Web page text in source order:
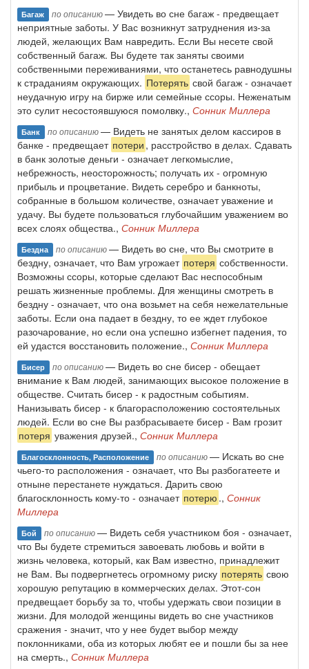
Багаж по описанию— Увидеть во сне багаж - предвещает
неприятные заботы. У Вас возникнут затруднения из-за
людей, желающих Вам навредить. Если Вы несете свой
собственный багаж. Вы будете так заняты своими
собственными переживаниями, что останетесь равнодушны
к страданиям окружающих. Потерять свой багаж - означает
неудачную игру на бирже или семейные ссоры. Неженатым
это сулит несостоявшуюся помолвку., Сонник Миллера
Банк по описанию— Видеть не занятых делом кассиров в
банке - предвещает потери , расстройство в делах. Сдавать
в банк золотые деньги - означает легкомыслие,
небрежность, неосторожность; получать их - огромную
прибыль и процветание. Видеть серебро и банкноты,
собранные в большом количестве, означает уважение и
удачу. Вы будете пользоваться глубочайшим уважением во
всех слоях общества., Сонник Миллера
Бездна по описанию— Видеть во сне, что Вы смотрите в
бездну, означает, что Вам угрожает потеря собственности.
Возможны ссоры, которые сделают Вас неспособным
решать жизненные проблемы. Для женщины смотреть в
бездну - означает, что она возьмет на себя нежелательные
заботы. Если она падает в бездну, то ее ждет глубокое
разочарование, но если она успешно избегнет падения, то
ей удастся восстановить положение., Сонник Миллера
Бисер по описанию— Видеть во сне бисер - обещает
внимание к Вам людей, занимающих высокое положение в
обществе. Считать бисер - к радостным событиям.
Нанизывать бисер - к благорасположению состоятельных
людей. Если во сне Вы разбрасываете бисер - Вам грозит
потеря уважения друзей., Сонник Миллера
Благосклонность, Расположение по описанию— Искать во сне
чьего-то расположения - означает, что Вы разбогатеете и
отныне перестанете нуждаться. Дарить свою
благосклонность кому-то - означает потерю ., Сонник
Миллера
Бой по описанию— Видеть себя участником боя - означает,
что Вы будете стремиться завоевать любовь и войти в
жизнь человека, который, как Вам известно, принадлежит
не Вам. Вы подвергнетесь огромному риску потерять свою
хорошую репутацию в коммерческих делах. Этот-сон
предвещает борьбу за то, чтобы удержать свои позиции в
жизни. Для молодой женщины видеть во сне участников
сражения - значит, что у нее будет выбор между
поклонниками, оба из которых любят ее и пошли бы за нее
на смерть., Сонник Миллера